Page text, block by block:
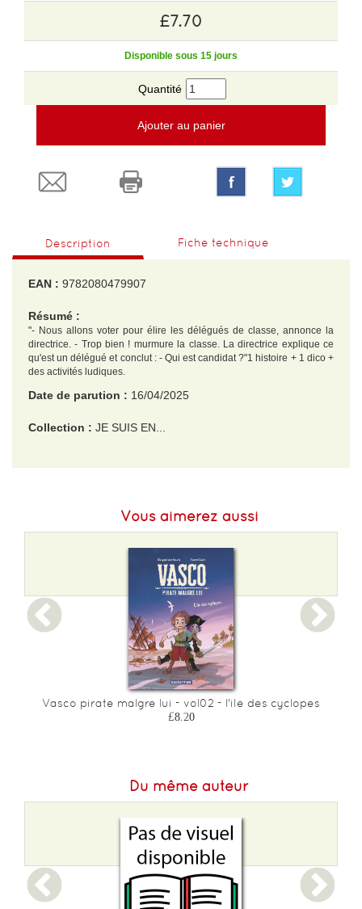
£7.70
Disponible sous 15 jours
Quantité
Ajouter au panier
Description Fiche technique
EAN : 9782080479907
Résumé :
"- Nous allons voter pour élire les délégués de classe, annonce la
directrice. - Trop bien ! murmure la classe. La directrice explique ce
qu'est un délégué et conclut : - Qui est candidat ?"1 histoire + 1 dico +
des activités ludiques.
Date de parution : 16/04/2025
Collection : JE SUIS EN...
Vous aimerez aussi
Vasco pirate malgre lui - vol02 - l'ile des cyclopes
£8.20
Du même auteur